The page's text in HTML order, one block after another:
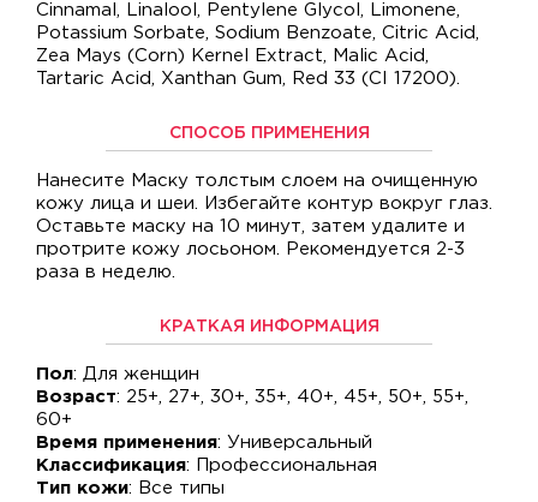
Cinnamal, Linalool, Pentylene Glycol, Limonene,
Potassium Sorbate, Sodium Benzoate, Citric Acid,
Zea Mays (Corn) Kernel Extract, Malic Acid,
Tartaric Acid, Xanthan Gum, Red 33 (CI 17200).
СПОСОБ ПРИМЕНЕНИЯ
Нанесите Маску толстым слоем на очищенную
кожу лица и шеи. Избегайте контур вокруг глаз.
Оставьте маску на 10 минут, затем удалите и
протрите кожу лосьоном. Рекомендуется 2-3
раза в неделю.
КРАТКАЯ ИНФОРМАЦИЯ
Пол: Для женщин
Возраст: 25+, 27+, 30+, 35+, 40+, 45+, 50+, 55+,
60+
Время применения: Универсальный
Классификация: Профессиональная
Тип кожи: Все типы